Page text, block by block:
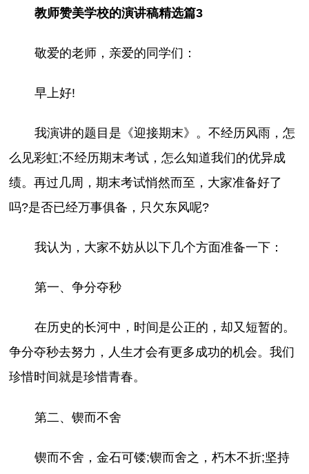
教师赞美学校的演讲稿精选篇3
敬爱的老师，亲爱的同学们：
早上好!
我演讲的题目是《迎接期末》。不经历风雨，怎
么见彩虹;不经历期末考试，怎么知道我们的优异成
绩。再过几周，期末考试悄然而至，大家准备好了
吗?是否已经万事俱备，只欠东风呢?
我认为，大家不妨从以下几个方面准备一下：
第一、争分夺秒
在历史的长河中，时间是公正的，却又短暂的。
争分夺秒去努力，人生才会有更多成功的机会。我们
珍惜时间就是珍惜青春。
第二、锲而不舍
锲而不舍，金石可镂;锲而舍之，朽木不折;坚持